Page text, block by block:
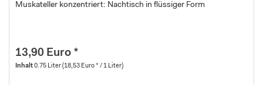
Muskateller konzentriert: Nachtisch in flüssiger Form
13,90 Euro *
Inhalt0.75 Liter(18,53 Euro * / 1 Liter)